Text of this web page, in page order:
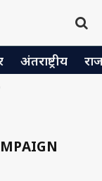
अंतराष्ट्रीय